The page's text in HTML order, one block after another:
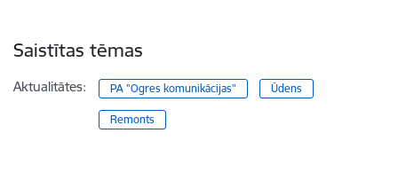
Saistītas tēmas
Aktualitātes: PA "Ogres komunikācijas" Ūdens
Remonts